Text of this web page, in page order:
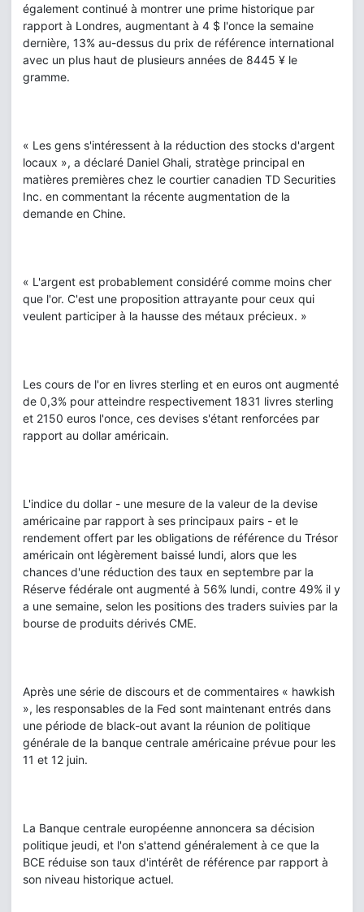
également continué à montrer une prime historique par
rapport à Londres, augmentant à 4 $ l'once la semaine
dernière, 13% au-dessus du prix de référence international
avec un plus haut de plusieurs années de 8445 ¥ le
gramme.
« Les gens s'intéressent à la réduction des stocks d'argent
locaux », a déclaré Daniel Ghali, stratège principal en
matières premières chez le courtier canadien TD Securities
Inc. en commentant la récente augmentation de la
demande en Chine.
« L'argent est probablement considéré comme moins cher
que l'or. C'est une proposition attrayante pour ceux qui
veulent participer à la hausse des métaux précieux. »
Les cours de l'or en livres sterling et en euros ont augmenté
de 0,3% pour atteindre respectivement 1831 livres sterling
et 2150 euros l'once, ces devises s'étant renforcées par
rapport au dollar américain.
L'indice du dollar - une mesure de la valeur de la devise
américaine par rapport à ses principaux pairs - et le
rendement offert par les obligations de référence du Trésor
américain ont légèrement baissé lundi, alors que les
chances d'une réduction des taux en septembre par la
Réserve fédérale ont augmenté à 56% lundi, contre 49% il y
a une semaine, selon les positions des traders suivies par la
bourse de produits dérivés CME.
Après une série de discours et de commentaires « hawkish
», les responsables de la Fed sont maintenant entrés dans
une période de black-out avant la réunion de politique
générale de la banque centrale américaine prévue pour les
11 et 12 juin.
La Banque centrale européenne annoncera sa décision
politique jeudi, et l'on s'attend généralement à ce que la
BCE réduise son taux d'intérêt de référence par rapport à
son niveau historique actuel.